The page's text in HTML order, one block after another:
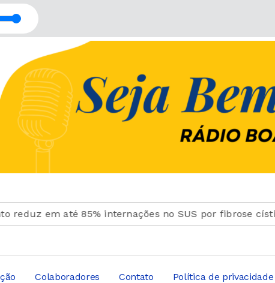
- Retransmissão com Rede Imaculada de Comunicação
reduz em até 85% internações no SUS por fibrose cística
Colaboradores Contato Política de privacidade